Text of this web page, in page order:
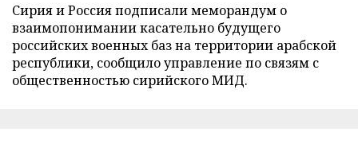
Сирия и Россия подписали меморандум о
взаимопонимании касательно будущего
российских военных баз на территории арабской
республики, сообщило управление по связям с
общественностью сирийского МИД.